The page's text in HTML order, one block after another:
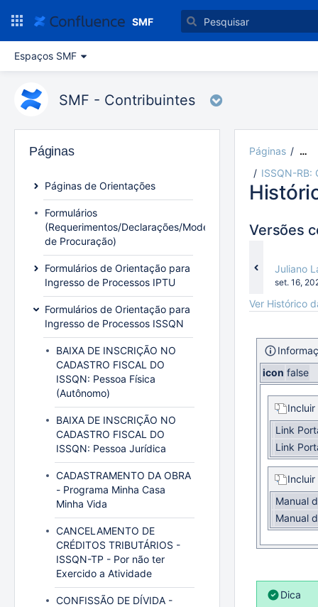
para
principal
assistive.skiplink.to.header.menu
assistive.skiplink.to.action.menu
SMF
Espaços SMF
SMF - Contribuintes
Páginas …
ISSQN-RB:
Versões
Juliano
Gravado
set. 16,
Ver Histórico
icon false
Incluir
Link
Link
Incluir
Manual
Manual
Dica
Páginas
Páginas de Orientações
Formulários
(Requerimentos/Declarações/Modelo
de Procuração)
Formulários de Orientação para
Ingresso de Processos IPTU
Formulários de Orientação para
Ingresso de Processos ISSQN
BAIXA DE INSCRIÇÃO NO
CADASTRO FISCAL DO
ISSQN: Pessoa Física
(Autônomo)
BAIXA DE INSCRIÇÃO NO
CADASTRO FISCAL DO
ISSQN: Pessoa Jurídica
CADASTRAMENTO DA OBRA
- Programa Minha Casa
Minha Vida
CANCELAMENTO DE
CRÉDITOS TRIBUTÁRIOS -
ISSQN-TP - Por não ter
Exercido a Atividade
CONFISSÃO DE DÍVIDA -